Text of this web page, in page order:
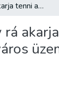
A kormány rá akarja tenni a kezét a főváros üzemeire